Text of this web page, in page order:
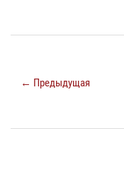
← Предыдущая